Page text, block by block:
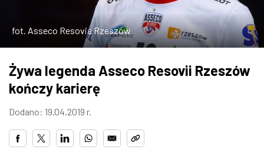
W RZESZOWIE
fot. Asseco Resovia Rzeszów
Żywa legenda Asseco Resovii Rzeszów
kończy karierę
Dodano: 19.04.2019 r.